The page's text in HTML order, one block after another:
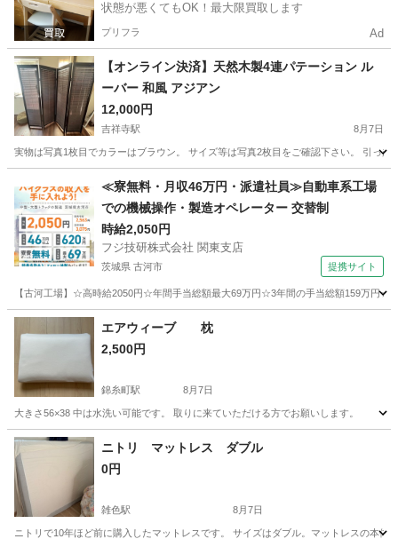
状態が悪くてもOK！最大限買取します
プリフラ Ad
【オンライン決済】天然木製4連パテーション ル
ーバー 和風 アジアン
12,000円
吉祥寺駅 8月7日
実物は写真1枚目でカラーはブラウン。 サイズ等は写真2枚目をご確認下さい。 引
吉祥寺駅 オフィス用家具
≪寮無料・月収46万円・派遣社員≫自動車系工場
での機械操作・製造オペレーター 交替制
時給2,050円
フジ技研株式会社 関東支店
茨城県 古河市 提携サイト
【古河工場】☆高時給2050円☆年間手当総額最大69万円☆3年間の手当総額159万円☆
茨城 古河市 その他
エアウィーブ 枕
2,500円
錦糸町駅 8月7日
大きさ56×38 中は水洗い可能です。 取りに来ていただける方でお願いします。
東京 江東区 錦糸町駅 寝具
ニトリ マットレス ダブル
0円
雑色駅 8月7日
ニトリで10年ほど前に購入したマットレスです。 サイズはダブル。マットレスの本